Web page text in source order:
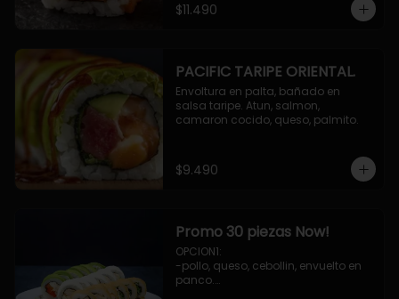
$11.490
PACIFIC TARIPE ORIENTAL.
Envoltura en palta, bañado en
salsa taripe. Atun, salmon,
camaron cocido, queso, palmito.
$9.490
Promo 30 piezas Now!
OPCION1:
-pollo, queso, cebollin, envuelto en
panco.